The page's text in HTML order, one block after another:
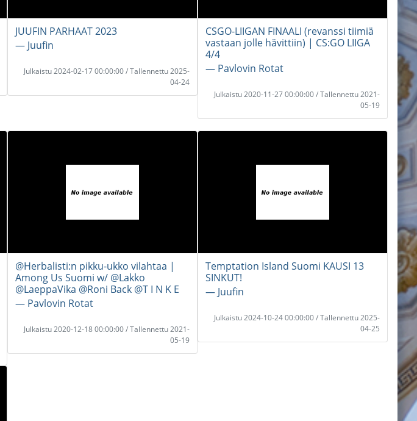
JUUFIN PARHAAT 2023
― Juufin
Julkaistu 2024-02-17 00:00:00 / Tallennettu 2025-
04-24
CSGO-LIIGAN FINAALI (revanssi tiimiä
vastaan jolle hävittiin) | CS:GO LIIGA
4/4
― Pavlovin Rotat
Julkaistu 2020-11-27 00:00:00 / Tallennettu 2021-
05-19
@Herbalisti:n pikku-ukko vilahtaa |
Among Us Suomi w/ @Lakko
@LaeppaVika @Roni Back @T I N K E
― Pavlovin Rotat
Julkaistu 2020-12-18 00:00:00 / Tallennettu 2021-
05-19
Temptation Island Suomi KAUSI 13
SINKUT!
― Juufin
Julkaistu 2024-10-24 00:00:00 / Tallennettu 2025-
04-25